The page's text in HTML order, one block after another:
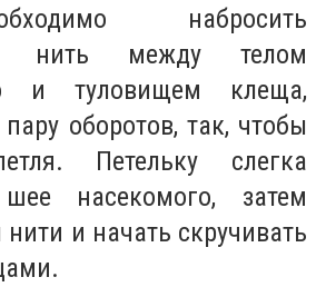
набросить
нить между телом
и туловищем клеща,
оборотов, так, чтобы
Петельку слегка
насекомого, затем
и начать скручивать